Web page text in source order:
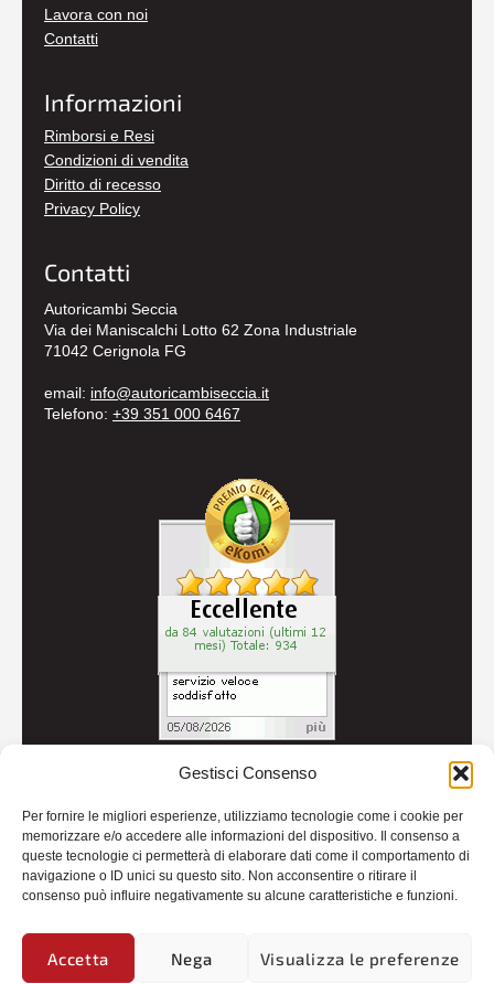
Gestisci Consenso
Per fornire le migliori esperienze, utilizziamo tecnologie come i cookie per
memorizzare e/o accedere alle informazioni del dispositivo. Il consenso a
queste tecnologie ci permetterà di elaborare dati come il comportamento di
navigazione o ID unici su questo sito. Non acconsentire o ritirare il
consenso può influire negativamente su alcune caratteristiche e funzioni.
Accetta Nega Visualizza le preferenze
Lavora con noi
Contatti
Informazioni
Rimborsi e Resi
Condizioni di vendita
Diritto di recesso
Privacy Policy
Contatti
Autoricambi Seccia
Via dei Maniscalchi Lotto 62 Zona Industriale
71042 Cerignola FG
email: info@autoricambiseccia.it
Telefono: +39 351 000 6467
Credits